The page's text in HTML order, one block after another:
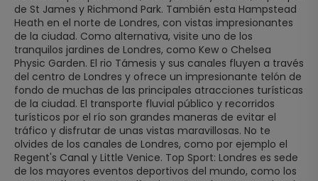
de St James y Richmond Park. También esta Hampstead
Heath en el norte de Londres, con vistas impresionantes
de la ciudad. Como alternativa, visite uno de los
tranquilos jardines de Londres, como Kew o Chelsea
Physic Garden. El rio Támesis y sus canales fluyen a través
del centro de Londres y ofrece un impresionante telón de
fondo de muchas de las principales atracciones turísticas
de la ciudad. El transporte fluvial público y recorridos
turísticos por el río son grandes maneras de evitar el
tráfico y disfrutar de unas vistas maravillosas. No te
olvides de los canales de Londres, como por ejemplo el
Regent's Canal y Little Venice. Top Sport: Londres es sede
de los mayores eventos deportivos del mundo, como los